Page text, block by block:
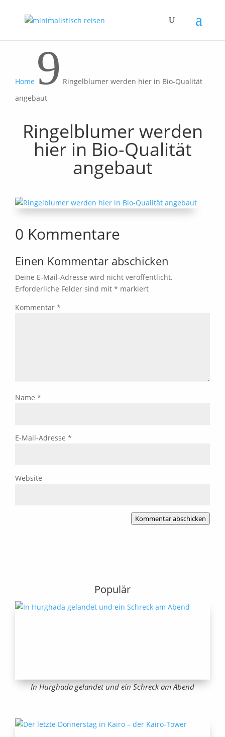
Home 9 Ringelblumer werden hier in Bio-Qualität
angebaut
Ringelblumer werden
hier in Bio-Qualität
angebaut
0 Kommentare
Einen Kommentar abschicken
Deine E-Mail-Adresse wird nicht veröffentlicht.
Erforderliche Felder sind mit * markiert
Kommentar *
Name *
E-Mail-Adresse *
Website
Kommentar abschicken
Populär
In Hurghada gelandet und ein Schreck am Abend